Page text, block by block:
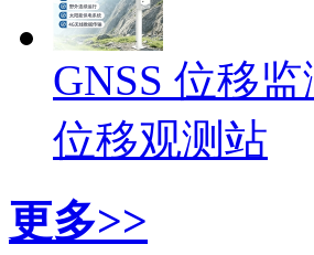
GNSS 位移
位移观测站
更多>>